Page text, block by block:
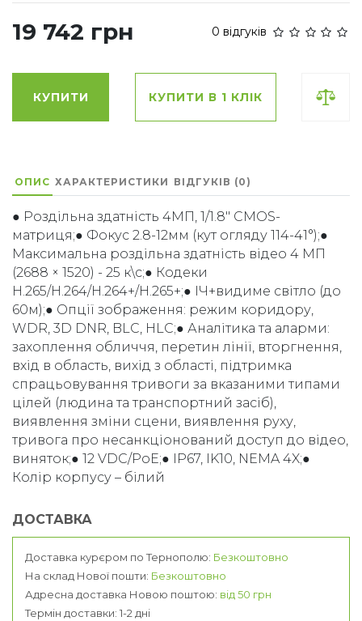
19 742 грн 0 відгуків
КУПИТИ КУПИТИ В 1 КЛІК
ОПИС ХАРАКТЕРИСТИКИ ВІДГУКІВ (0)
● Роздільна здатність 4МП, 1/1.8" CMOS-
матриця;● Фокус 2.8-12мм (кут огляду 114-41°);●
Максимальна роздільна здатність відео 4 МП
(2688 × 1520) - 25 к\с;● Кодеки
H.265/H.264/H.264+/H.265+;● ІЧ+видиме світло (до
60м);● Опції зображення: режим коридору,
WDR, 3D DNR, BLC, HLC;● Аналітика та аларми:
захоплення обличчя, перетин лінії, вторгнення,
вхід в область, вихід з області, підтримка
спрацьовування тривоги за вказаними типами
цілей (людина та транспортний засіб),
виявлення зміни сцени, виявлення руху,
тривога про несанкціонований доступ до відео,
виняток;● 12 VDC/PoE;● IP67, IK10, NEMA 4X;●
Колір корпусу – білий
ДОСТАВКА
Доставка курєром по Тернополю: Безкоштовно
На склад Нової пошти: Безкоштовно
Адресна доставка Новою поштою: від 50 грн
Термін доставки: 1-2 дні